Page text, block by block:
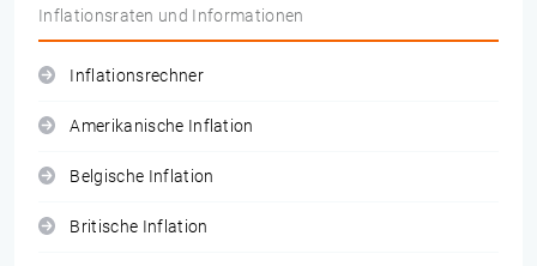
Inflationsraten und Informationen
Inflationsrechner
Amerikanische Inflation
Belgische Inflation
Britische Inflation